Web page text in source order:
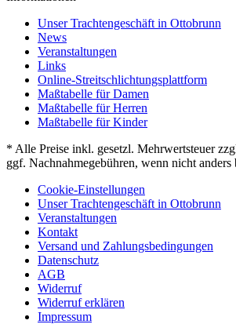
Unser Trachtengeschäft in Ottobrunn
News
Veranstaltungen
Links
Online-Streitschlichtungsplattform
Maßtabelle für Damen
Maßtabelle für Herren
Maßtabelle für Kinder
* Alle Preise inkl. gesetzl. Mehrwertsteuer
ggf. Nachnahmegebühren, wenn nicht anders
Cookie-Einstellungen
Unser Trachtengeschäft in Ottobrunn
Veranstaltungen
Kontakt
Versand und Zahlungsbedingungen
Datenschutz
AGB
Widerruf
Widerruf erklären
Impressum